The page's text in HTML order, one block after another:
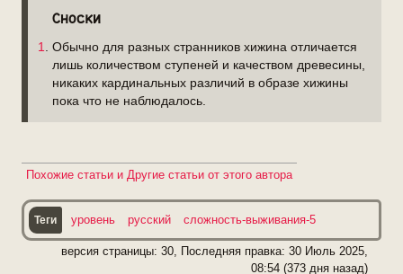
Сноски
1
. Обычно для разных странников хижина отличается
лишь количеством ступеней и качеством древесины,
никаких кардинальных различий в образе хижины
пока что не наблюдалось.
уровень русский сложность-выживания-5
версия страницы: 30, Последняя правка: 30 Июль 2025,
08:54 (373 дня назад)